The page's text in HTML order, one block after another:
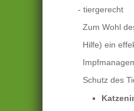
- tiergerecht
Zum Wohl
Hilfe) ein
Schutz des